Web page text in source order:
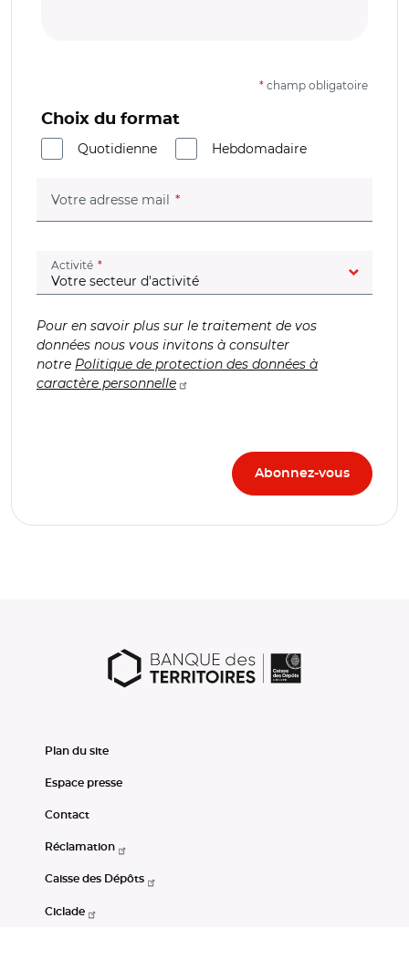
* champ obligatoire
Choix du format
Quotidienne
Hebdomadaire
Votre adresse mail (champ obligatoire)
Activité (champ obligatoire)
Pour en savoir plus sur le traitement de vos
données nous vous invitons à consulter
notre Politique de protection des données à
caractère personnelle
Plan du site
Espace presse
Contact
Réclamation
Caisse des Dépôts
Ciclade